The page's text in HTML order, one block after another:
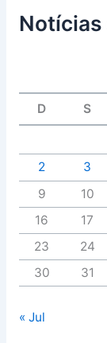
Notícias
D S
2
3
9
10
16
17
23
24
30
31
« Jul